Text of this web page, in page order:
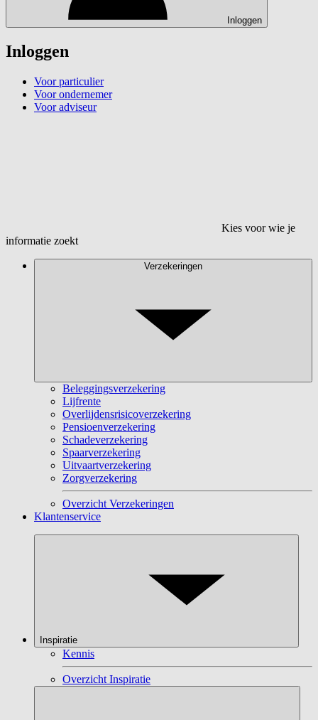
Inloggen
Inloggen
Voor particulier
Voor ondernemer
Voor adviseur
Kies voor wie je
informatie zoekt
Verzekeringen
Beleggingsverzekering
Lijfrente
Overlijdensrisicoverzekering
Pensioenverzekering
Schadeverzekering
Spaarverzekering
Uitvaartverzekering
Zorgverzekering
Overzicht Verzekeringen
Klantenservice
Inspiratie
Kennis
Overzicht Inspiratie